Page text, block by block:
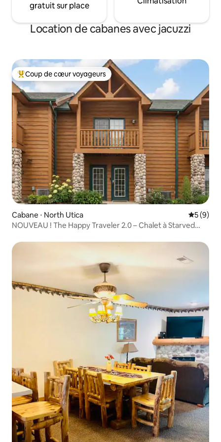
gratuit sur place
Location de cabanes avec jacuzzi
Coups de cœur voyageurs les plus appréciés
Coup de cœur voyageurs
Cabane ⋅ North Utica
5 (9)
NOUVEAU ! The Happy Traveler 2.0 – Chalet à Starved